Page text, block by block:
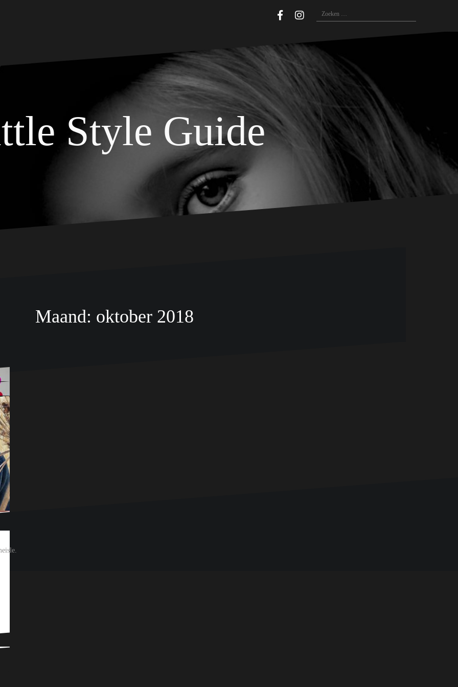
Zoeken
naar:
Style Guide
Maand: oktober 2018